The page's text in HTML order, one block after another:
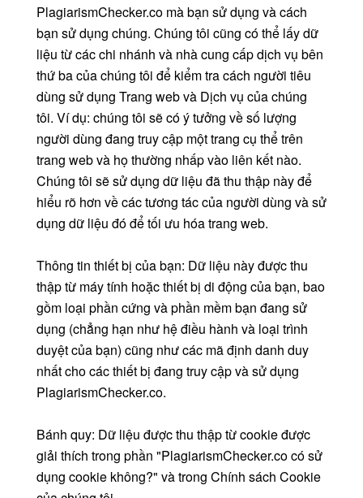
PlagiarismChecker.co mà bạn sử dụng và cách
bạn sử dụng chúng. Chúng tôi cũng có thể lấy dữ
liệu từ các chi nhánh và nhà cung cấp dịch vụ bên
thứ ba của chúng tôi để kiểm tra cách người tiêu
dùng sử dụng Trang web và Dịch vụ của chúng
tôi. Ví dụ: chúng tôi sẽ có ý tưởng về số lượng
người dùng đang truy cập một trang cụ thể trên
trang web và họ thường nhấp vào liên kết nào.
Chúng tôi sẽ sử dụng dữ liệu đã thu thập này để
hiểu rõ hơn về các tương tác của người dùng và sử
dụng dữ liệu đó để tối ưu hóa trang web.
Thông tin thiết bị của bạn: Dữ liệu này được thu
thập từ máy tính hoặc thiết bị di động của bạn, bao
gồm loại phần cứng và phần mềm bạn đang sử
dụng (chẳng hạn như hệ điều hành và loại trình
duyệt của bạn) cũng như các mã định danh duy
nhất cho các thiết bị đang truy cập và sử dụng
PlagiarismChecker.co.
Bánh quy: Dữ liệu được thu thập từ cookie được
giải thích trong phần "PlagiarismChecker.co có sử
dụng cookie không?" và trong Chính sách Cookie